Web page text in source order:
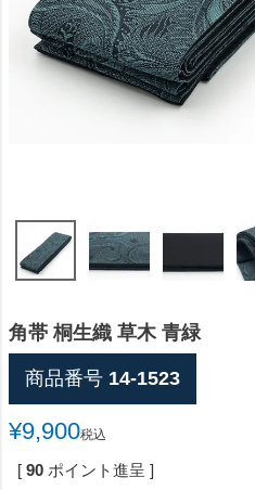
角帯 桐生織 草木 青緑
商品番号 14-1523
¥9,900税込
[ 90 ポイント進呈 ]